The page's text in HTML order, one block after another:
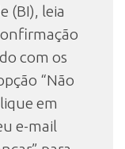
(BI), leia
com os
“Não
em
e-mail